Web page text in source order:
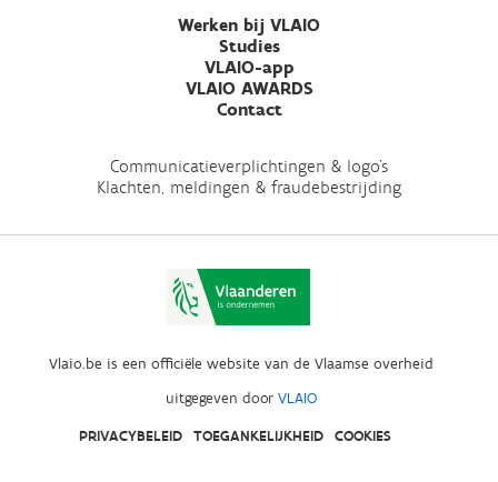
Werken bij VLAIO
Studies
VLAIO-app
VLAIO AWARDS
Contact
Communicatieverplichtingen & logo's
Klachten, meldingen & fraudebestrijding
Vlaio.be is een officiële website van de Vlaamse overheid
uitgegeven door VLAIO
PRIVACYBELEID TOEGANKELIJKHEID COOKIES